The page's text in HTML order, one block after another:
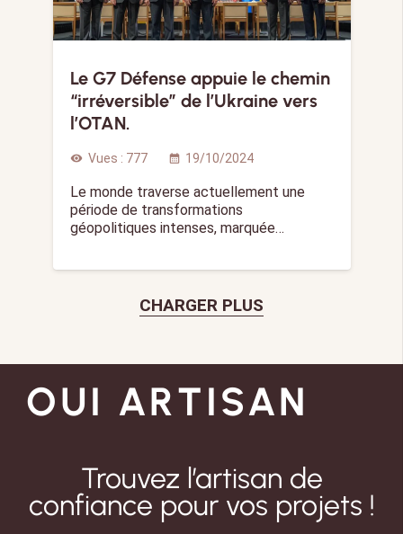
Le G7 Défense appuie le chemin
“irréversible” de l’Ukraine vers
l’OTAN.
visibility Vues : 777 calendar_month 19/10/2024
Le monde traverse actuellement une
période de transformations
géopolitiques intenses, marquée…
CHARGER PLUS
OUI ARTISAN
Trouvez l’artisan de
confiance pour vos projets !